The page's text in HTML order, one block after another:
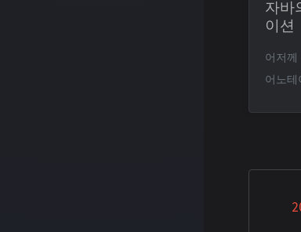
자바
이션
어저께
어노테
아쉬움
는 데